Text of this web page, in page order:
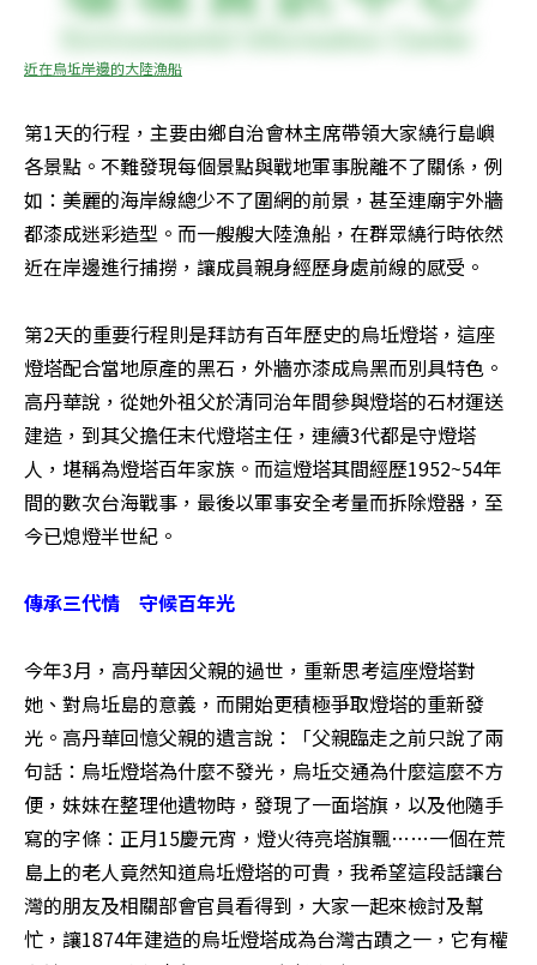
近在烏坵岸邊的大陸漁船
第1天的行程，主要由鄉自治會林主席帶領大家繞行島嶼
各景點。不難發現每個景點與戰地軍事脫離不了關係，例
如：美麗的海岸線總少不了圍網的前景，甚至連廟宇外牆
都漆成迷彩造型。而一艘艘大陸漁船，在群眾繞行時依然
近在岸邊進行捕撈，讓成員親身經歷身處前線的感受。
第2天的重要行程則是拜訪有百年歷史的烏坵燈塔，這座
燈塔配合當地原產的黑石，外牆亦漆成烏黑而別具特色。
高丹華說，從她外祖父於清同治年間參與燈塔的石材運送
建造，到其父擔任末代燈塔主任，連續3代都是守燈塔
人，堪稱為燈塔百年家族。而這燈塔其間經歷1952~54年
間的數次台海戰事，最後以軍事安全考量而拆除燈器，至
今已熄燈半世紀。
傳承三代情　守候百年光
今年3月，高丹華因父親的過世，重新思考這座燈塔對
她、對烏坵島的意義，而開始更積極爭取燈塔的重新發
光。高丹華回憶父親的遺言說：「父親臨走之前只說了兩
句話：烏坵燈塔為什麼不發光，烏坵交通為什麼這麼不方
便，妹妹在整理他遺物時，發現了一面塔旗，以及他隨手
寫的字條：正月15慶元宵，燈火待亮塔旗飄……一個在荒
島上的老人竟然知道烏坵燈塔的可貴，我希望這段話讓台
灣的朋友及相關部會官員看得到，大家一起來檢討及幫
忙，讓1874年建造的烏坵燈塔成為台灣古蹟之一，它有權